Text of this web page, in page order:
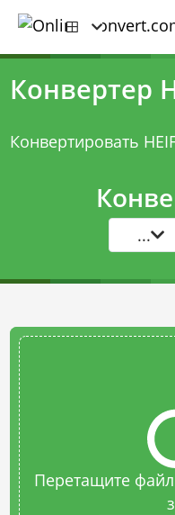
Конвертер
Конвертировать
...
Перетащите